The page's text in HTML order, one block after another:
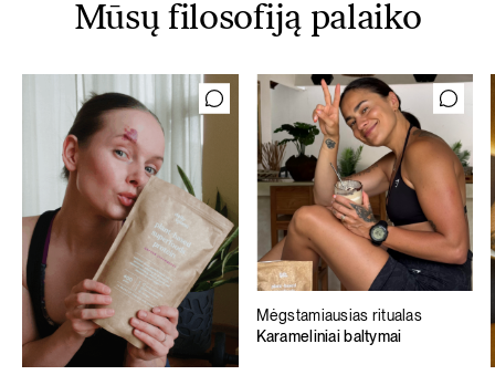
Mūsų filosofiją palaiko
Mėgstamiausias ritualas
Karameliniai baltymai